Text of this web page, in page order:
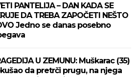
PANTELIJA – DAN KADA SE
DA TREBA ZAPOČETI NEŠTO
Jedno se danas posebno
U ZEMUNU: Muškarac (35)
da pretrči prugu, na njega